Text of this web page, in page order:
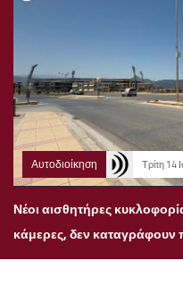
Αυτοδιοίκηση Τρίτη 14
Νέοι αισθητήρες
κάμερες, δεν καταγράφουν